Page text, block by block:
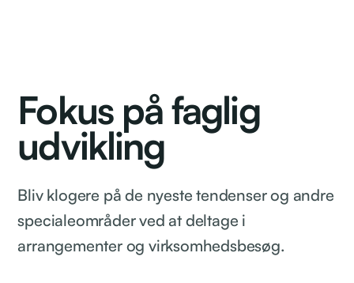
Fokus på faglig
udvikling
Bliv klogere på de nyeste tendenser og andre
specialeområder ved at deltage i
arrangementer og virksomhedsbesøg.